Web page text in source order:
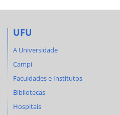
UFU
A Universidade
Campi
Faculdades e Institutos
Bibliotecas
Hospitais